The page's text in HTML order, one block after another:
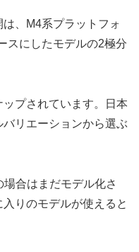
、M4系プラットフォ
スにしたモデルの2極分
プされています。日本
リエーションから選ぶ
合はまだモデル化さ
りのモデルが使えると